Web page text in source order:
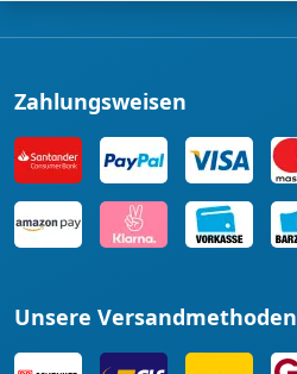
Zahlungsweisen
Unsere Versandmethoden